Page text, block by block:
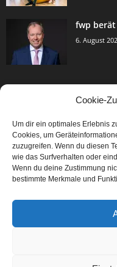
Cookie-
Um dir ein optimales Erlebnis
Cookies, um
zuzugreifen. Wenn du diesen
wie das Surfverhalten oder
Wenn du deine Zustimmung
bestimmte Merkmale und
fwp berät
6. August
Events & Success
Breaking News
Aktuelles
Featured Article
Karriere